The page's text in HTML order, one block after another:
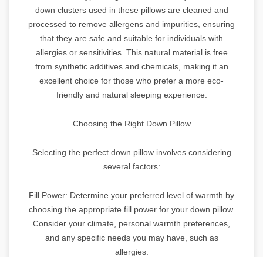
down clusters used in these pillows are cleaned and
processed to remove allergens and impurities, ensuring
that they are safe and suitable for individuals with
allergies or sensitivities. This natural material is free
from synthetic additives and chemicals, making it an
excellent choice for those who prefer a more eco-
friendly and natural sleeping experience.
Choosing the Right Down Pillow
Selecting the perfect down pillow involves considering
several factors:
Fill Power: Determine your preferred level of warmth by
choosing the appropriate fill power for your down pillow.
Consider your climate, personal warmth preferences,
and any specific needs you may have, such as
allergies.